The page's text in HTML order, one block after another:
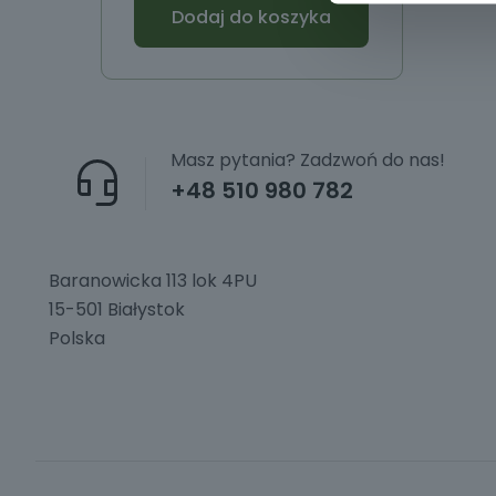
Dodaj do koszyka
+48 510 980 782
Masz pytania? Zadzwoń do nas!
Baranowicka 113 lok 4PU
15-501 Białystok
Polska